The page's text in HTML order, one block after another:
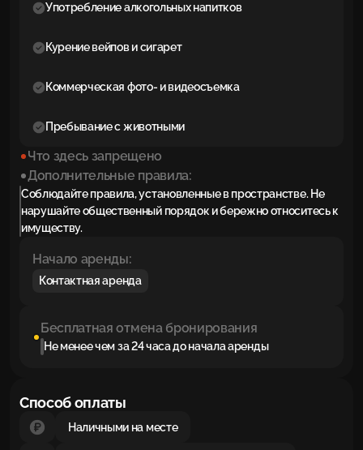
Употребление алкогольных напитков
Курение вейпов и сигарет
Коммерческая фото- и видеосъемка
Пребывание с животными
Что здесь запрещено
Дополнительные правила:
Соблюдайте правила, установленные в пространстве. Не
нарушайте общественный порядок и бережно относитесь к
имуществу.
Начало аренды:
Контактная аренда
Бесплатная отмена бронирования
Не менее чем за 24 часа до начала аренды
Способ оплаты
Наличными на месте